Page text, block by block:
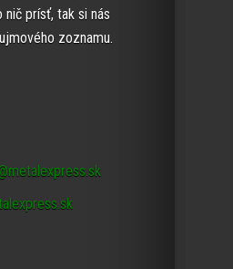
prísť, tak si nás
zoznamu.